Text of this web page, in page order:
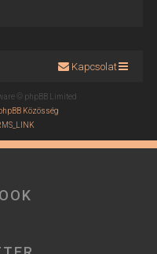
Kapcsolat
© phpBB Limited
Közösség